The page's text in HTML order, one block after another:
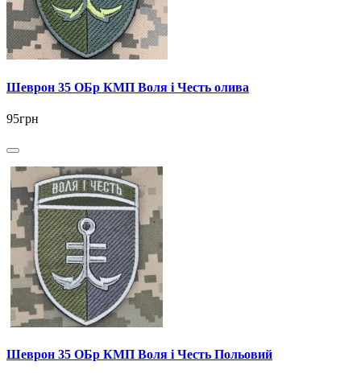
Шеврон 35 ОБр КМП Воля і Честь олива
95грн
Шеврон 35 ОБр КМП Воля і Честь Польовий